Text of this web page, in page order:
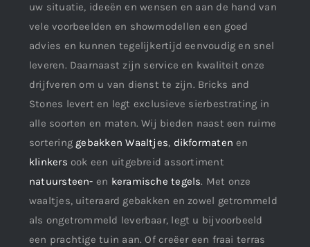
uw situatie, ideeën en wensen en aan de hand van
vele voorbeelden en showmodellen een goed
advies en kunnen tegelijkertijd eenvoudig en snel
leveren. Daarnaast zijn service en kwaliteit onze
drijfveren om u van dienst te zijn. Bricks and
Stones levert en legt exclusieve sierbestrating in
alle soorten en maten. Wij bieden naast een ruime
sortering gebakken Waaltjes, dikformaten en
klinkers ook een uitgebreid assortiment
natuursteen- en keramische tegels. Met onze
waaltjes, uiteraard gebakken en zowel getrommeld
als ongetrommeld leverbaar, legt u bijvoorbeeld
een prachtige tuin aan. Of creëer een fraai terras